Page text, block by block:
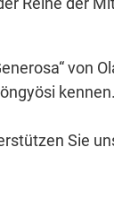
von
Sie